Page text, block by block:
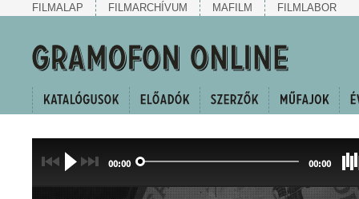
FILMALAP FILMARCHÍVUM MAFILM FILMLABOR
00:00 00:00